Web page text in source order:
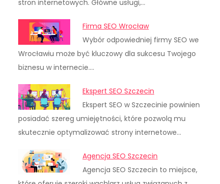
stron internetowych. Główne usługi,…
Firma SEO Wrocław
Wybór odpowiedniej firmy SEO we
Wrocławiu może być kluczowy dla sukcesu Twojego
biznesu w internecie.…
Ekspert SEO Szczecin
Ekspert SEO w Szczecinie powinien
posiadać szereg umiejętności, które pozwolą mu
skutecznie optymalizować strony internetowe…
Agencja SEO Szczecin
Agencja SEO Szczecin to miejsce,